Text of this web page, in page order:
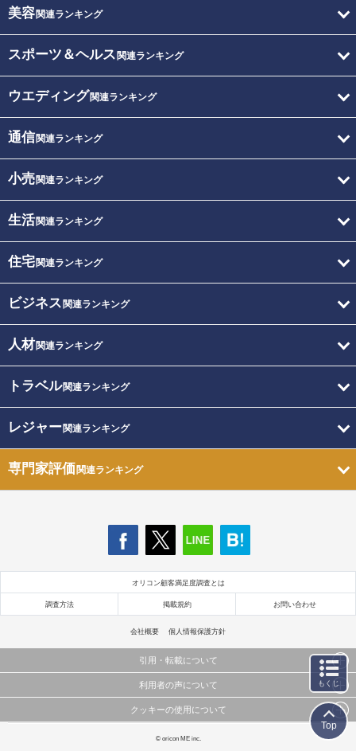
美容関連ランキング
スポーツ＆ヘルス 関連ランキング
ウエディング関連ランキング
通信関連ランキング
小売関連ランキング
生活関連ランキング
住宅関連ランキング
ビジネス 関連ランキング
人材関連ランキング
トラベル関連ランキング
レジャー関連ランキング
専門家評価関連ランキング
オリコン顧客満足度調査とは
調査方法 掲載規約 お問い合わせ
会社概要 個人情報保護方針
引用・転載について
当サイトで公開されている情報（文字、写真、イラスト、画像データ等）及びこれらの配置・
これらの情報を権利者の許可なく無断転載・複製などの二次利用を行うことは固く禁じており
利用者の声について
当サイトに掲載している内容はすべてサービスの利用者が提出された見解・感想です。
弊社の見解・ 意見ではないことをご理解いただいた上でご覧ください。
クッキーの使用について
このサイトでは Cookie を使用して、ユーザーに合わせたコンテンツや広告の表示、ソーシャル
© oricon ME inc.
もくじ
Top